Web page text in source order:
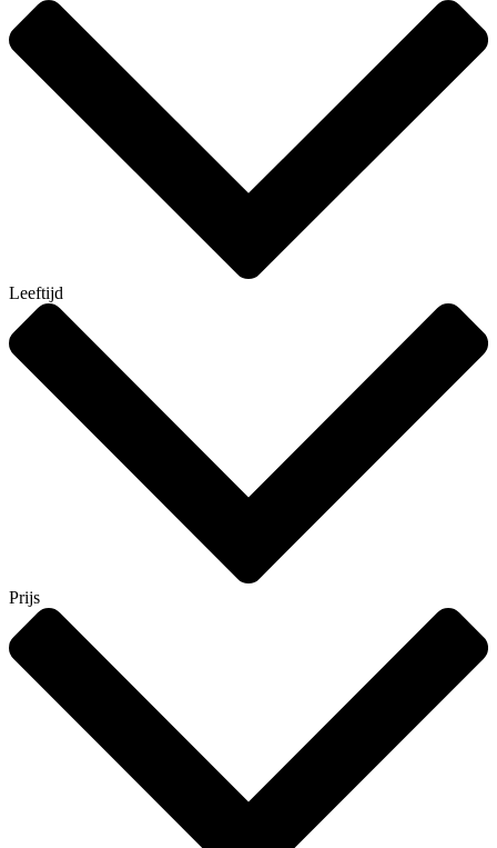
Leeftijd
Prijs